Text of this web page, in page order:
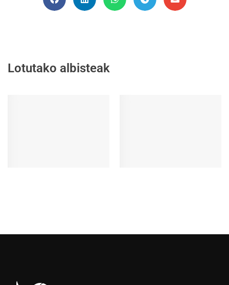
Lotutako albisteak